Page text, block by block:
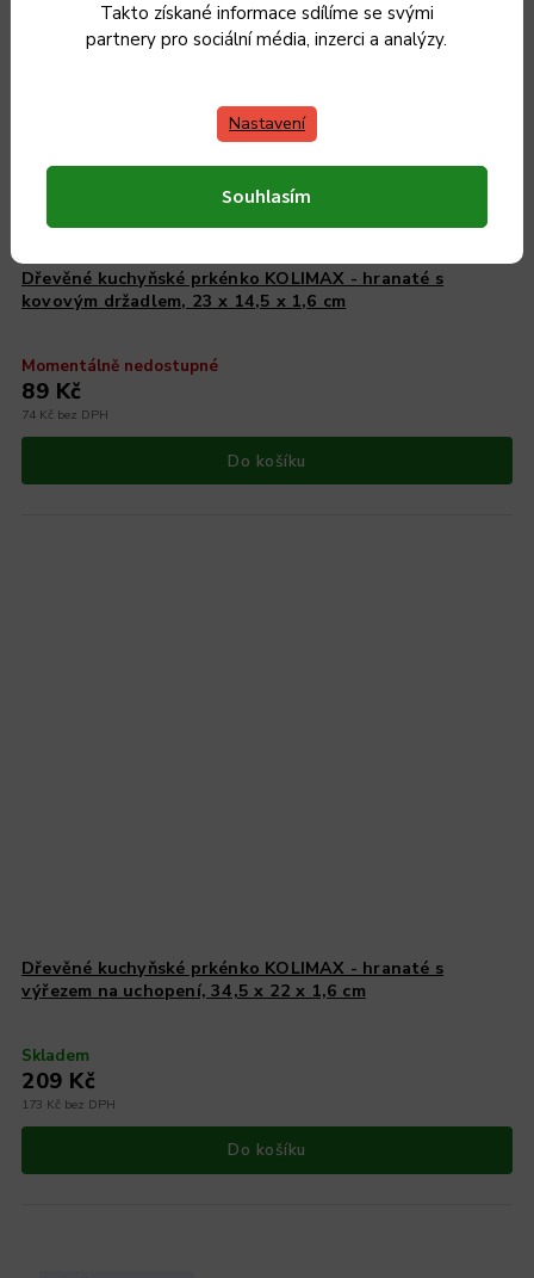
Takto získané informace sdílíme se svými
partnery pro sociální média, inzerci a analýzy.
Nastavení
Souhlasím
Dřevěné kuchyňské prkénko KOLIMAX - hranaté s
kovovým držadlem, 23 x 14,5 x 1,6 cm
Momentálně nedostupné
74 Kč bez DPH
89 Kč
Do košíku
Dřevěné kuchyňské prkénko KOLIMAX - hranaté s
výřezem na uchopení, 34,5 x 22 x 1,6 cm
Skladem
173 Kč bez DPH
209 Kč
Do košíku